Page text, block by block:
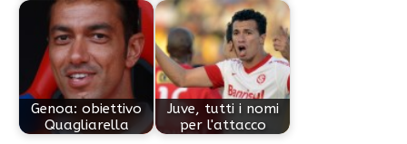
Genoa: obiettivo
Quagliarella
Juve, tutti i nomi
per l'attacco